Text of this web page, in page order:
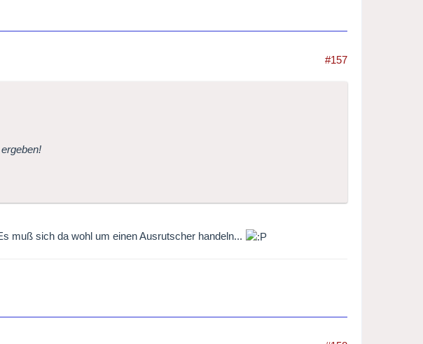
#157
muß sich da wohl um einen Ausrutscher handeln...